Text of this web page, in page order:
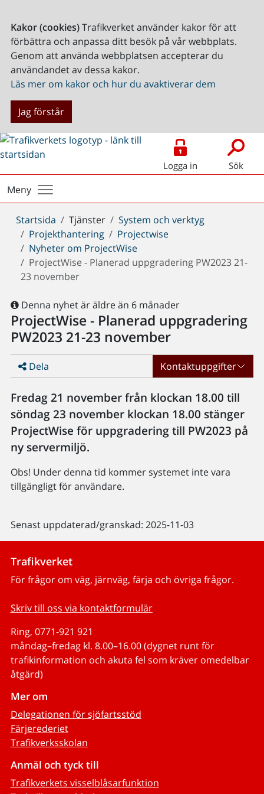
Kakor (cookies)Trafikverket använder kakor för att
förbättra och anpassa ditt besök på vår webbplats.
Genom att använda webbplatsen accepterar du
användandet av dessa kakor.
Läs mer om kakor och hur du avaktiverar dem
Jag förstår
Logga in Sök
Meny
Du
är
här:
Startsida Tjänster
System och verktyg
Projekthantering
Projectwise
Nyheter om ProjectWise
ProjectWise - Planerad uppgradering PW2023 21-
23 november
Denna nyhet är äldre än 6 månader
ProjectWise - Planerad uppgradering
PW2023 21-23 november
Dela Kontaktuppgifter
​Fredag 21 november från klockan 18.00 till
söndag 23 november klockan 18.00 stänger
ProjectWise för uppgradering till PW2023 på
ny servermiljö.
Obs! Under denna tid kommer systemet inte vara
tillgängligt för användare.
Senast uppdaterad/granskad: 2025-11-03
Trafikverket
För frågor om väg, järnväg, färja och övriga frågor.
Skriv till oss via kontaktformulär
Ring, 0771-921 921
måndag–fredag kl. 8.00–16.00 (dygnet runt för
trafikinformation och akuta fel som kräver omedelbar
åtgärd)
Mer om
Delegationen för sjöfartsstöd
Färjerederiet
Trafikverksskolan
Anmäl och tyck till
Trafikverkets visselblåsarfunktion